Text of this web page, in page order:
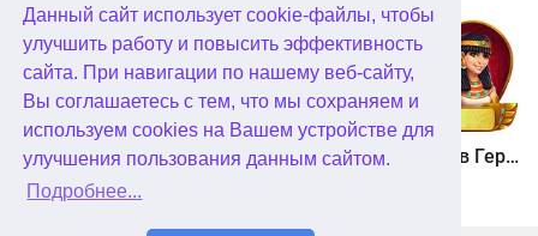
Данный сайт использует cookie-файлы, чтобы
улучшить работу и повысить эффективность
сайта. При навигации по нашему веб-сайту,
Вы соглашаетесь с тем, что мы сохраняем и
используем cookies на Вашем устройстве для
улучшения пользования данным сайтом.
Подробнее...
Кладоискатели. Снежная королева. Коллекционное издание Алисия Квотермейн 3. Тайна пылающего золота. Коллекционное издание 12 подвигов Геракла. Как я встретил Мегару. Коллекционное издание